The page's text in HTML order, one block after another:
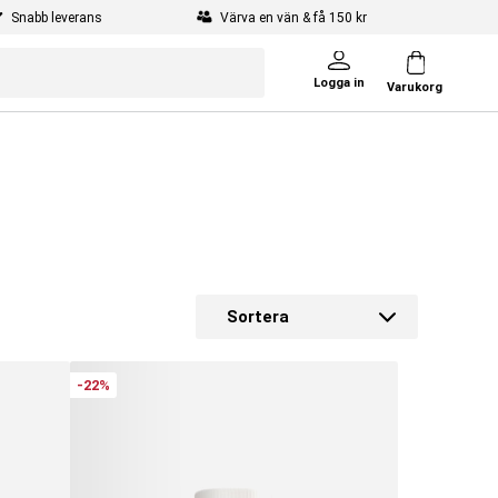
Snabb leverans Värva en vän & få 150 kr
Logga in Varukorg
Sortera
-22%